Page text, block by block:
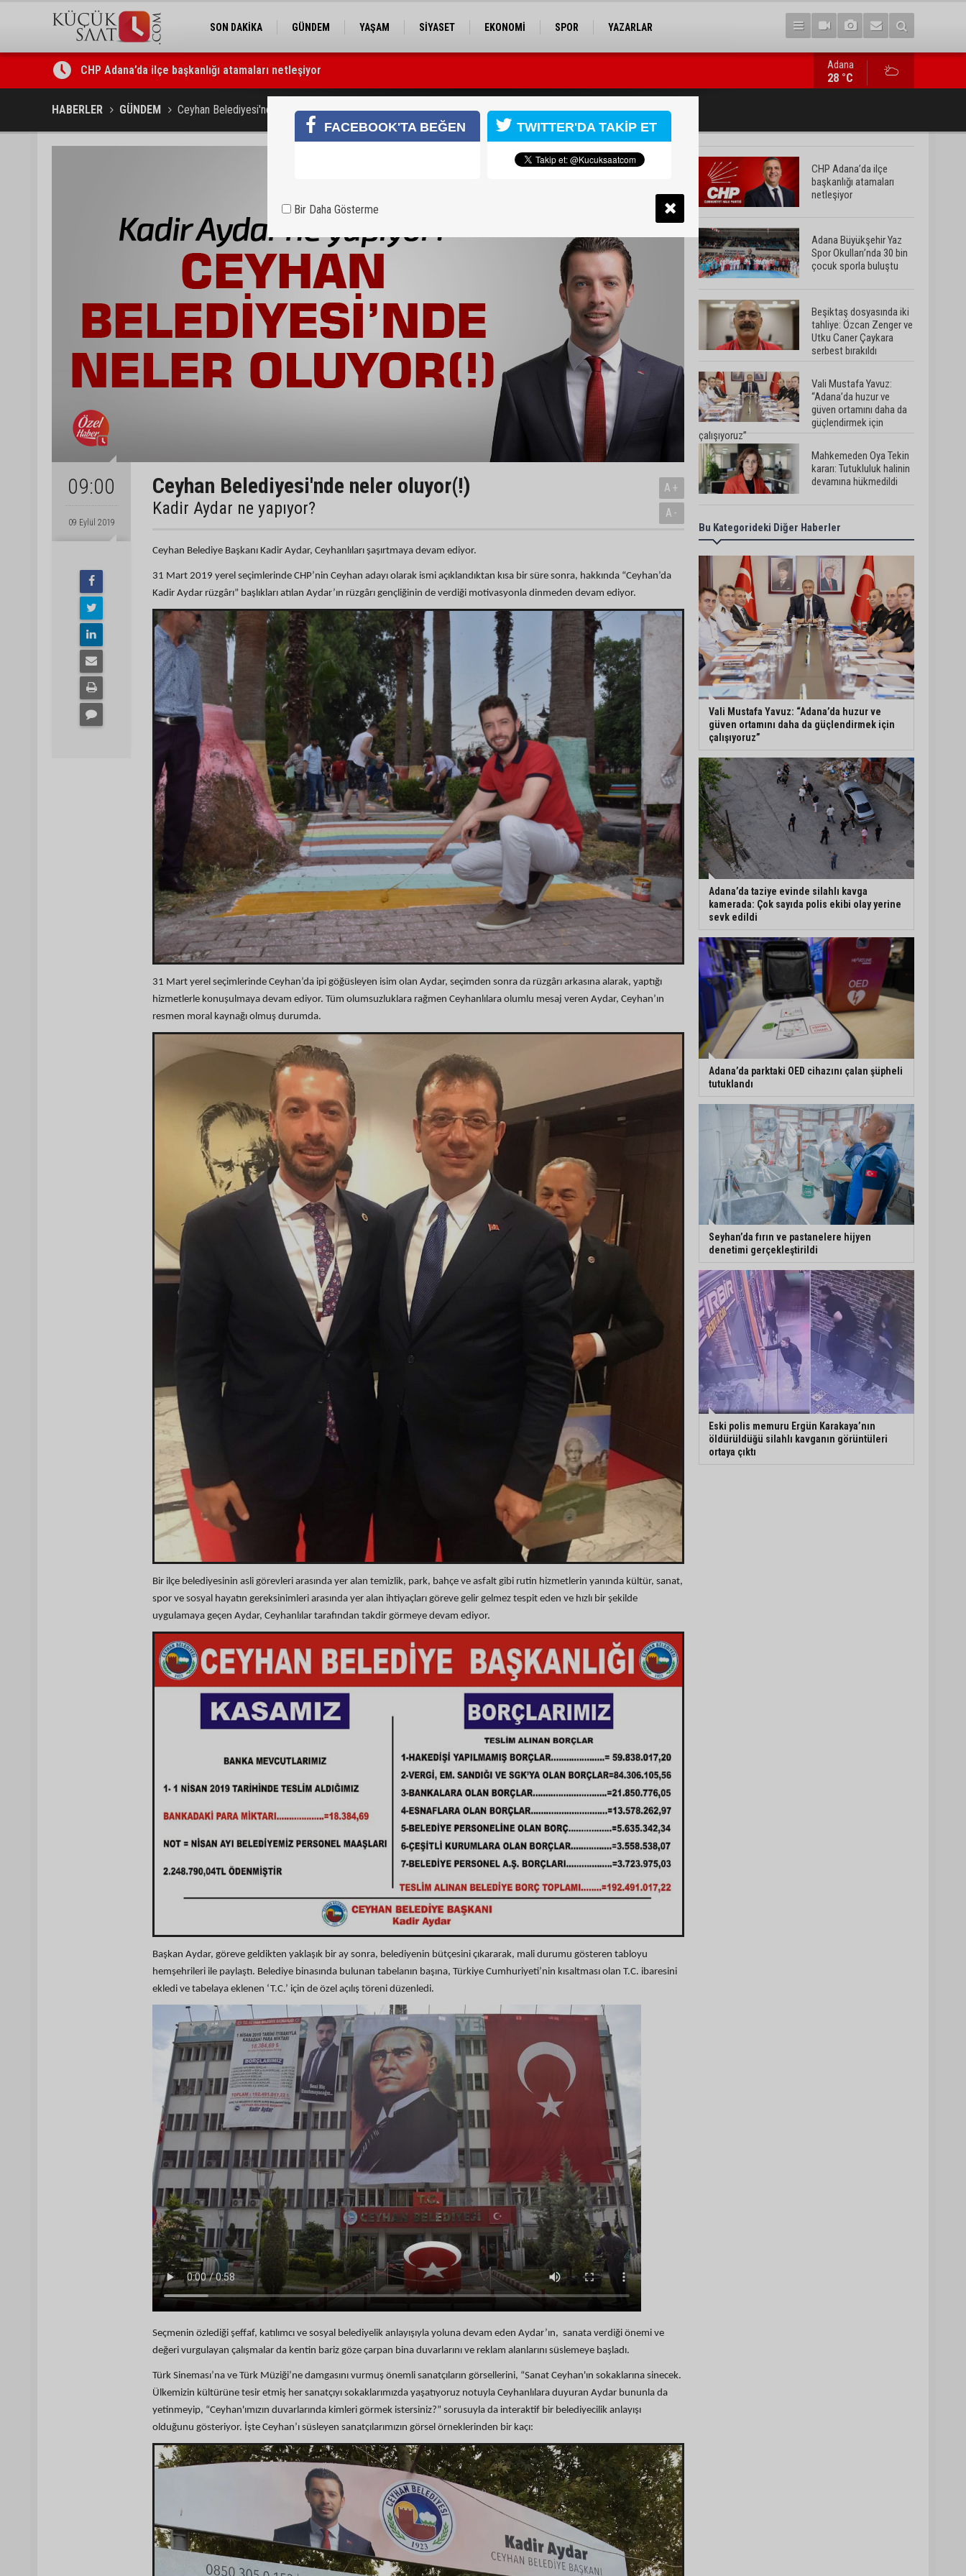
SON DAKİKA GÜNDEM YAŞAM SİYASET EKONOMİ SPOR YAZARLAR
Adana Büyükşehir Yaz Spor Okulları’nda 30 bin çocuk sporla buluştu Beşiktaş dosyasında iki tahliye: Özcan Zenger ve Utku Caner
Adana
28 °C
HABERLER GÜNDEM Ceyhan Belediyesi'nde neler oluyor(!)
09:00
09 Eylül 2019
Ceyhan Belediyesi'nde neler oluyor(!)
Kadir Aydar ne yapıyor?
A+
A-
Ceyhan Belediye Başkanı Kadir Aydar, Ceyhanlıları şaşırtmaya devam ediyor.
31 Mart 2019 yerel seçimlerinde CHP’nin Ceyhan adayı olarak ismi açıklandıktan kısa bir süre sonra, hakkında “Ceyhan’da
Kadir Aydar rüzgârı” başlıkları atılan Aydar’ın rüzgârı gençliğinin de verdiği motivasyonla dinmeden devam ediyor.
31 Mart yerel seçimlerinde Ceyhan’da ipi göğüsleyen isim olan Aydar, seçimden sonra da rüzgârı arkasına alarak, yaptığı
hizmetlerle konuşulmaya devam ediyor. Tüm olumsuzluklara rağmen Ceyhanlılara olumlu mesaj veren Aydar, Ceyhan’ın
resmen moral kaynağı olmuş durumda.
Bir ilçe belediyesinin asli görevleri arasında yer alan temizlik, park, bahçe ve asfalt gibi rutin hizmetlerin yanında kültür, sanat,
spor ve sosyal hayatın gereksinimleri arasında yer alan ihtiyaçları göreve gelir gelmez tespit eden ve hızlı bir şekilde
uygulamaya geçen Aydar, Ceyhanlılar tarafından takdir görmeye devam ediyor.
Başkan Aydar, göreve geldikten yaklaşık bir ay sonra, belediyenin bütçesini çıkararak, mali durumu gösteren tabloyu
hemşehrileri ile paylaştı. Belediye binasında bulunan tabelanın başına, Türkiye Cumhuriyeti’nin kısaltması olan T.C. ibaresini
ekledi ve tabelaya eklenen ‘T.C.’ için de özel açılış töreni düzenledi.
Seçmenin özlediği şeffaf, katılımcı ve sosyal belediyelik anlayışıyla yoluna devam eden Aydar’ın, sanata verdiği önemi ve
değeri vurgulayan çalışmalar da kentin bariz göze çarpan bina duvarlarını ve reklam alanlarını süslemeye başladı.
Türk Sineması’na ve Türk Müziği’ne damgasını vurmuş önemli sanatçıların görsellerini, “Sanat Ceyhan'ın sokaklarına sinecek.
Ülkemizin kültürüne tesir etmiş her sanatçıyı sokaklarımızda yaşatıyoruz notuyla Ceyhanlılara duyuran Aydar bununla da
yetinmeyip, “Ceyhan'ımızın duvarlarında kimleri görmek istersiniz?” sorusuyla da interaktif bir belediyecilik anlayışı
olduğunu gösteriyor. İşte Ceyhan’ı süsleyen sanatçılarımızın görsel örneklerinden bir kaçı:
CHP Adana’da ilçe
başkanlığı atamaları
netleşiyor
Adana Büyükşehir Yaz
Spor Okulları’nda 30 bin
çocuk sporla buluştu
Beşiktaş dosyasında iki
tahliye: Özcan Zenger ve
Utku Caner Çaykara
serbest bırakıldı
Vali Mustafa Yavuz:
“Adana’da huzur ve
güven ortamını daha da
güçlendirmek için
çalışıyoruz”
Mahkemeden Oya Tekin
kararı: Tutukluluk halinin
devamına hükmedildi
Adana’da taziye evinde
silahlı kavga kamerada:
Çok sayıda polis ekibi
olay yerine sevk edildi
Adana’da parktaki OED
cihazını çalan şüpheli
tutuklandı
Seyhan’da fırın ve
pastanelere hijyen
denetimi gerçekleştirildi
Karakaya’nın öldürüldüğü
silahlı kavganın
görüntüleri ortaya çıktı
İmamoğlu’nda hijyen ve
etiket kontrolü
Bu Kategorideki Diğer Haberler
Vali Mustafa Yavuz: “Adana’da huzur ve
güven ortamını daha da güçlendirmek için
çalışıyoruz”
Adana’da taziye evinde silahlı kavga
kamerada: Çok sayıda polis ekibi olay yerine
sevk edildi
Adana’da parktaki OED cihazını çalan şüpheli
tutuklandı
Seyhan’da fırın ve pastanelere hijyen
denetimi gerçekleştirildi
Eski polis memuru Ergün Karakaya’nın
öldürüldüğü silahlı kavganın görüntüleri
ortaya çıktı
FACEBOOK'TA BEĞEN TWITTER'DA TAKİP ET
Bir Daha Gösterme